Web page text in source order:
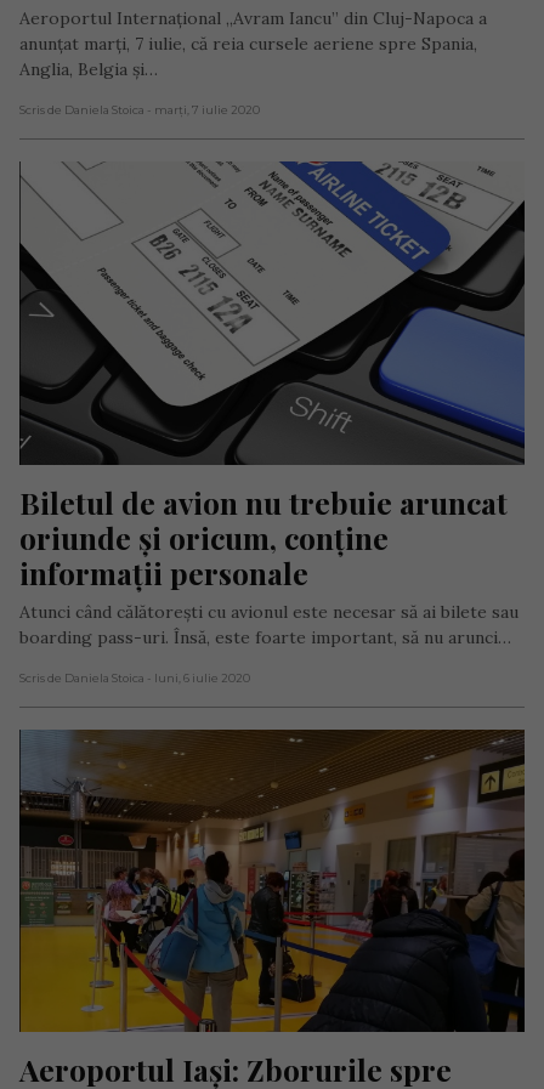
Aeroportul Internaţional „Avram Iancu” din Cluj-Napoca a
anunţat marţi, 7 iulie, că reia cursele aeriene spre Spania,
Anglia, Belgia și…
Scris de Daniela Stoica - marți, 7 iulie 2020
Biletul de avion nu trebuie aruncat
oriunde și oricum, conține
informații personale
Atunci când călătoreşti cu avionul este necesar să ai bilete sau
boarding pass-uri. Însă, este foarte important, să nu arunci…
Scris de Daniela Stoica - luni, 6 iulie 2020
Aeroportul Iași: Zborurile spre